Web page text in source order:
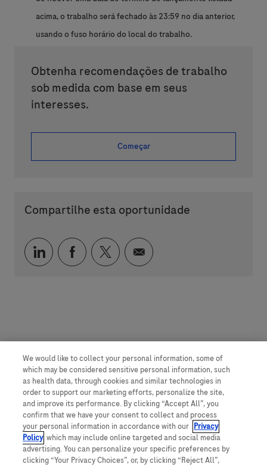
acima, o trabalho será fechado às 23:59 no dia anterior,
usando o fuso horário do local do trabalho.
Obtenha recomendações de trabalho
sob medida com base em seus
interesses.
Começar
Compartilhe esta oportunidade
Compartilhar via LinkedIn
Compartilhar via Facebook
Compartilhar via twitter
Compartilhar via e-
We would like to collect your personal information, some of
which may be considered sensitive personal information, such
as health data, through cookies and similar technologies in
order to support our marketing efforts, personalize the site,
and improve its performance. By clicking “Accept All”, you
confirm that we have your consent to collect and process
your personal information in accordance with our Privacy
Policy, which may include online targeted and social media
advertising. You can personalize your specific preferences by
clicking “Your Privacy Choices”, or, by clicking “Reject All”,